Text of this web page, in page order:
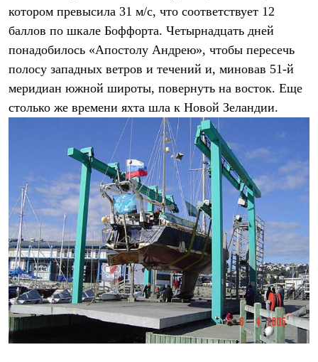
Куртки
Брюки
Рубашки
Футболки
Брюки
Термобелье
Легкое термобелье
Флисовая одежда
Куртки
Брюки
Детская одежда
Утепленная пухом
Комбинезоны
Куртки
Брюки
Утепленная синтетикой
Комбинезоны
Куртки
Брюки
Лёгкая одежда
Футболки
котором превысила 31 м/с, что соответствует 12
баллов по шкале Боффорта. Четырнадцать дней
понадобилось «Апостолу Андрею», чтобы пересечь
полосу западных ветров и течений и, миновав 51-й
меридиан южной широты, повернуть на восток. Еще
столько же времени яхта шла к Новой Зеландии.